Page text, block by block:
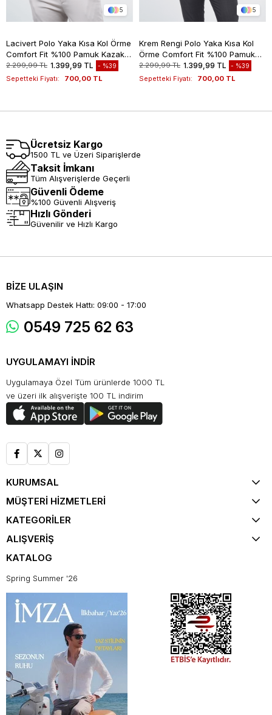
5
Lacivert Polo Yaka Kısa Kol Örme
Comfort Fit %100 Pamuk Kazak
1012260151
2.299,99 TL 1.399,99 TL %39
Sepetteki Fiyatı: 700,00 TL
5
Krem Rengi Polo Yaka Kısa Kol
Örme Comfort Fit %100 Pamuk
Kazak 1012260151
2.299,99 TL 1.399,99 TL %39
Sepetteki Fiyatı: 700,00 TL
Ücretsiz Kargo
1500 TL ve Üzeri Siparişlerde
Taksit İmkanı
Tüm Alışverişlerde Geçerli
Güvenli Ödeme
%100 Güvenli Alışveriş
Hızlı Gönderi
Güvenilir ve Hızlı Kargo
BİZE ULAŞIN
Whatsapp Destek Hattı: 09:00 - 17:00
0549 725 62 63
UYGULAMAYI İNDİR
Uygulamaya Özel Tüm ürünlerde 1000 TL
ve üzeri ilk alışverişte 100 TL indirim
KURUMSAL
MÜŞTERİ HİZMETLERİ
KATEGORİLER
ALIŞVERİŞ
KATALOG
Spring Summer '26